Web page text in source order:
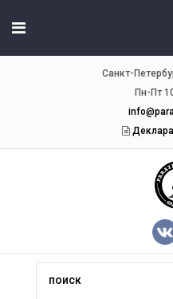
Санкт-
Пн-Пт